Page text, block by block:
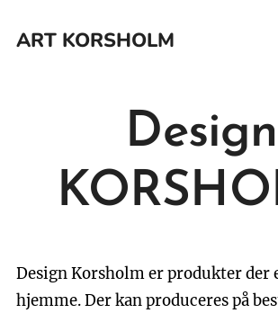
ART KORSHOLM
Design
Design Korsholm er produkter der
hjemme. Der kan produceres på